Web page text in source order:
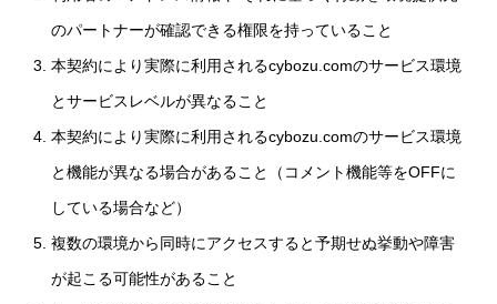
のパートナーが確認できる権限を持っていること
本契約により実際に利用されるcybozu.comのサービス環境
とサービスレベルが異なること
本契約により実際に利用されるcybozu.comのサービス環境
と機能が異なる場合があること（コメント機能等をOFFに
している場合など）
複数の環境から同時にアクセスすると予期せぬ挙動や障害
が起こる可能性があること